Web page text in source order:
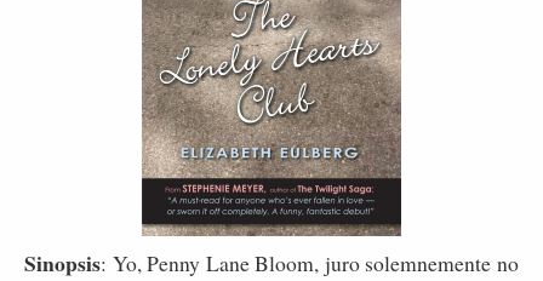
Sinopsis: Yo, Penny Lane Bloom, juro solemnemente no